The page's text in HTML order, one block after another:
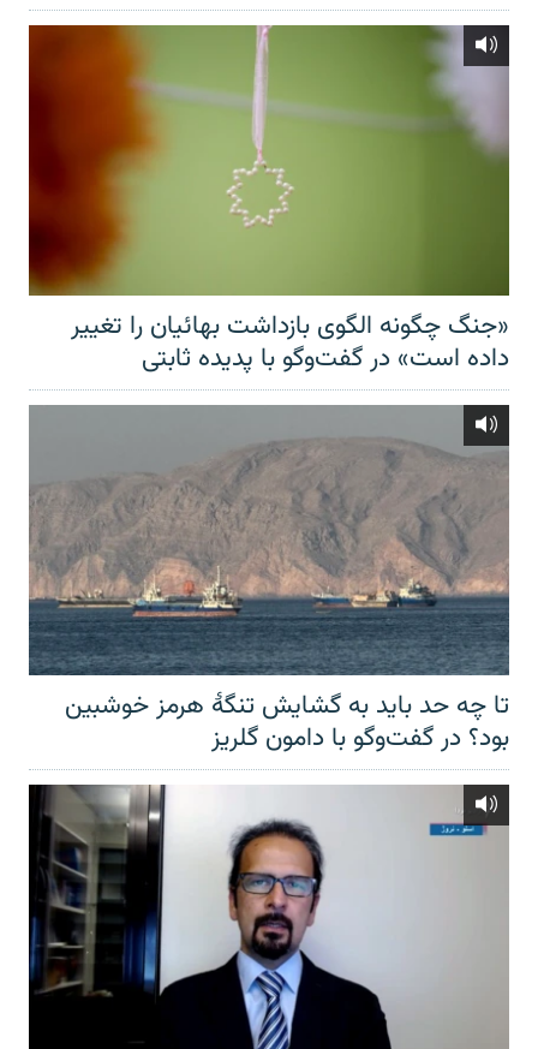
«جنگ چگونه الگوی بازداشت بهائیان را تغییر
داده است» در گفت‌وگو با پدیده ثابتی
تا چه حد باید به گشایش تنگهٔ هرمز خوشبین
بود؟ در گفت‌وگو با دامون گلریز